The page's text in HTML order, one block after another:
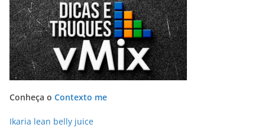
Conheça o Contexto me
Ikaria lean belly juice